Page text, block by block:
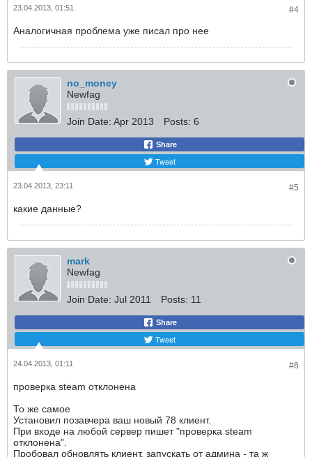
#4
23.04.2013, 01:51
Аналогичная проблема уже писал про нее
no_money
Newfag
Join Date: Apr 2013 Posts: 6
Share
Tweet
#5
23.04.2013, 23:11
какие данные?
mark
Newfag
Join Date: Jul 2011 Posts: 11
Share
Tweet
#6
24.04.2013, 01:11
проверка steam отклонена
То же самое
Установил позавчера ваш новый 78 клиент.
При входе на любой сервер пишет "проверка steam
отклонена".
Пробовал обновлять клиент, запускать от админа - та ж